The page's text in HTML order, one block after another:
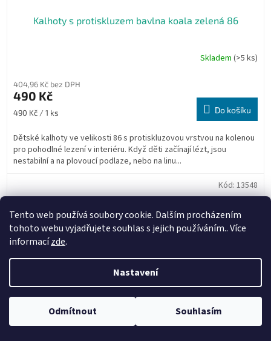
Tento web používá soubory cookie. Dalším procházením
tohoto webu vyjadřujete souhlas s jejich používáním.. Více
informacízde.
Nastavení
Odmítnout Souhlasím
Kalhoty s protiskluzem bavlna koala zelená 86
Skladem (>5 ks)
404,96 Kč bez DPH
490 Kč
Měrná
490 Kč / 1 ks Do košíku
Dětské kalhoty ve velikosti 86 s protiskluzovou vrstvou na kolenou
pro pohodlné lezení v interiéru. Když děti začínají lézt, jsou
nestabilní a na plovoucí podlaze, nebo na linu...
Kód: 13548